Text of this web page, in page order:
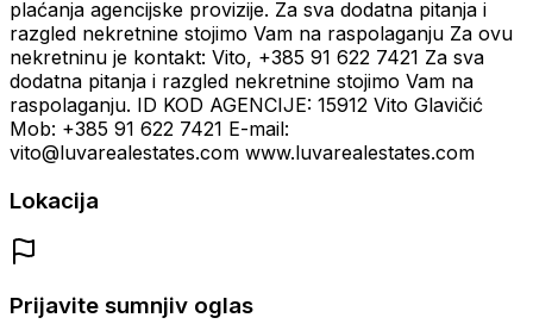
plaćanja agencijske provizije. Za sva dodatna pitanja i
razgled nekretnine stojimo Vam na raspolaganju Za ovu
nekretninu je kontakt: Vito, +385 91 622 7421 Za sva
dodatna pitanja i razgled nekretnine stojimo Vam na
raspolaganju. ID KOD AGENCIJE: 15912 Vito Glavičić
Mob: +385 91 622 7421 E-mail:
vito@luvarealestates.com www.luvarealestates.com
Lokacija
Prijavite sumnjiv oglas